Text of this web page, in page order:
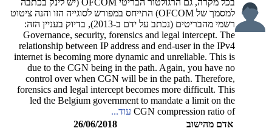
בכל מקרה, גם הרגולטור הבריטי OFCOM (יש לינק בכתבה
למסמך של OFCOM) התייחס במפורש לסוגייה הזו והנה ציטוט
רשמי מהבריטים (נכתב על ידם ב-2013), בדיוק בעניין הזה:
Governance, security, forensics and legal intercept. The
relationship between IP address and end-user in the IPv4
internet is becoming more dynamic and unreliable. This is
due to the CGN being in the path. Again, you have no
control over when CGN will be in the path. Therefore,
forensics and legal intercept becomes more difficult. This
led the Belgium government to mandate a limit on the
CGN compression ratio of עוד...
אדם מהישוב
26/06/2018